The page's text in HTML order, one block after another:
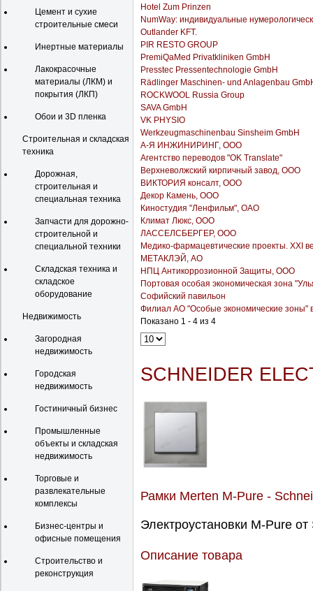
Цемент и сухие
строительные смеси
Инертные материалы
Лакокрасочные
материалы (ЛКМ) и
покрытия (ЛКП)
Обои и 3D пленка
Строительная и складская
техника
Дорожная,
строительная и
специальная техника
Запчасти для дорожно-
строительной и
специальной техники
Складская техника и
складское
оборудование
Недвижимость
Загородная
недвижимость
Городская
недвижимость
Гостиничный бизнес
Промышленные
объекты и складская
недвижимость
Торговые и
развлекательные
комплексы
Бизнес-центры и
офисные помещения
Строительство и
реконструкция
Hotel Zum Prinzen
NumWay: индивидуальные
Outlander KFT.
PIR RESTO GROUP
PremiQaMed Privatkliniken GmbH
Presstec Pressentechnologie GmbH
Rädlinger Maschinen- und Anlagenbau
ROCKWOOL Russia Group
SAVA GmbH
VK PHYSIO
Werkzeugmaschinenbau Sinsheim GmbH
А-Я ИНЖИНИРИНГ, ООО
Агентство переводов "OK Translate"
Верхневолжский кирпичный завод, ООО
ВИКТОРИЯ консалт, ООО
Декор Камень, ООО
Киностудия "Ленфильм", ОАО
Климат Люкс, ООО
ЛАССЕЛСБЕРГЕР, ООО
Медико-фармацевтические проекты. XXI
МЕТАКЛЭЙ, АО
НПЦ Антикоррозионной Защиты, ООО
Портовая особая экономическая зона
Софийский павильон
Филиал АО "Особые экономические зоны"
Показано 1 - 4 из 4
SCHNEIDER
Рамки Merten M-Pure -
Электроустановки M-Pure
Описание товара